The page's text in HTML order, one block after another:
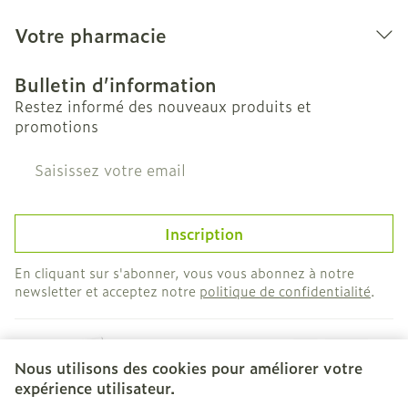
Nous utilisons des cookies pour améliorer votre
expérience utilisateur.
Votre pharmacie
Bulletin d’information
Restez informé des nouveaux produits et
promotions
Adresse mail
Inscription
En cliquant sur s'abonner, vous vous abonnez à notre
newsletter et acceptez notre politique de confidentialité.